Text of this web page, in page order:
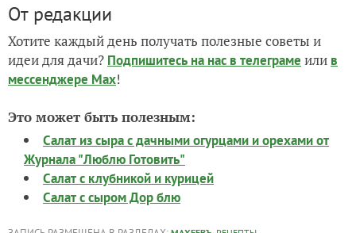
От редакции
Хотите каждый день получать полезные советы и
идеи для дачи? Подпишитесь на нас в телеграме или в
мессенджере Max!
Это может быть полезным:
Салат из сыра с дачными огурцами и орехами от
Журнала "Люблю Готовить"
Салат с клубникой и курицей
Салат с сыром Дор блю